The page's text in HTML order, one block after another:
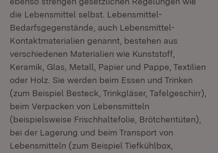
die Lebensmittel selbst. Lebensmittel-
Bedarfsgegenstände, auch Lebensmittel-
Kontaktmaterialien genannt, bestehen aus
verschiedenen Materialien wie Kunststoff,
Keramik, Glas, Metall, Papier und Pappe, Textilien
oder Holz. Sie werden beim Essen und Trinken
(zum Beispiel Besteck, Trinkgläser, Tafelgeschirr),
beim Verpacken von Lebensmitteln
(beispielsweise Frischhaltefolie, Brötchentüten),
bei der Lagerung und beim Transport von
Lebensmitteln (zum Beispiel Tiefkühlbox,